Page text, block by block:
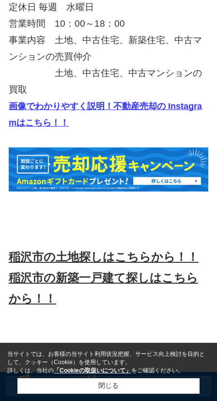
定休日 毎週 水曜日
営業時間 10：00～18：00
事業内容 土地、中古住宅、新築住宅、中古マ
ンションの売買仲介
土地、中古住宅、中古マンションの
買取
画像でわかりやすく説明！不動産売却の Instagra
mはこちら！！
稲沢市の土地探しはこちらから！！
稲沢市の新築一戸建て探しはこちら
から！！
タグ一覧
#不動産売却 #不動産査定 #稲沢市 不動産
当サイトでは、お客様の当サイト利用状況把握、サービス向上検討を目的と
して、クッキー（Cookie）を使用しています。
詳しくは、当社の「Cookieの取扱いについて」をご確認ください。
閉じる